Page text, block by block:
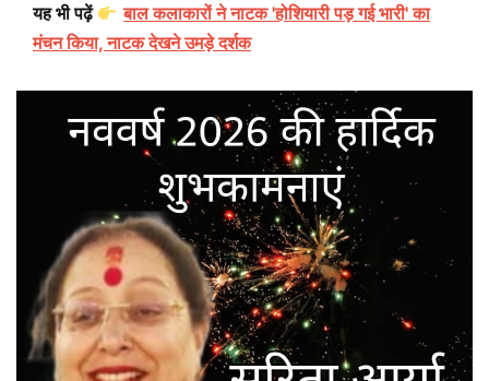
यह भी पढ़ें
बाल कलाकारों ने नाटक 'होशियारी पड़ गई भारी' का
मंचन किया, नाटक देखने उमड़े दर्शक